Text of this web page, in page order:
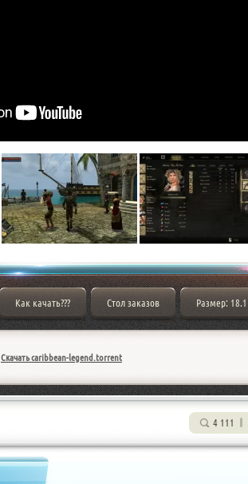
Как качать??? Стол заказов Размер:
Скачать caribbean-legend.torrent
4 111